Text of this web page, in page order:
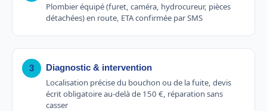
Plombier équipé (furet, caméra, hydrocureur, pièces
détachées) en route, ETA confirmée par SMS
3 Diagnostic & intervention
Localisation précise du bouchon ou de la fuite, devis
écrit obligatoire au-delà de 150 €, réparation sans
casser